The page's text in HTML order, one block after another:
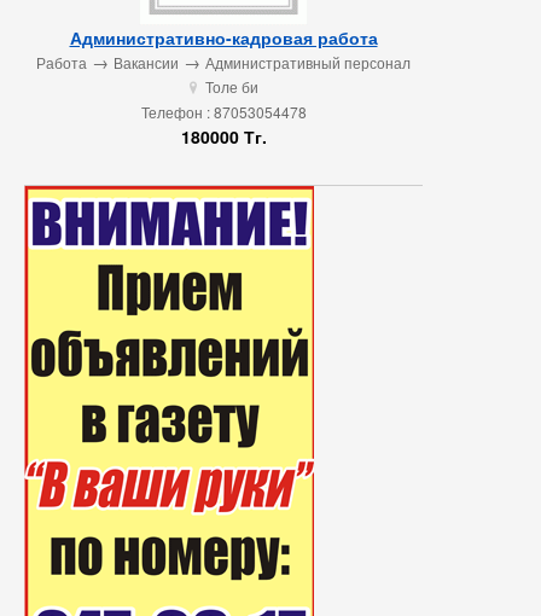
Административно-кадровая работа
Работа → Вакансии → Административный персонал
u Толе би
Телефон : 87053054478
180000 Тг.